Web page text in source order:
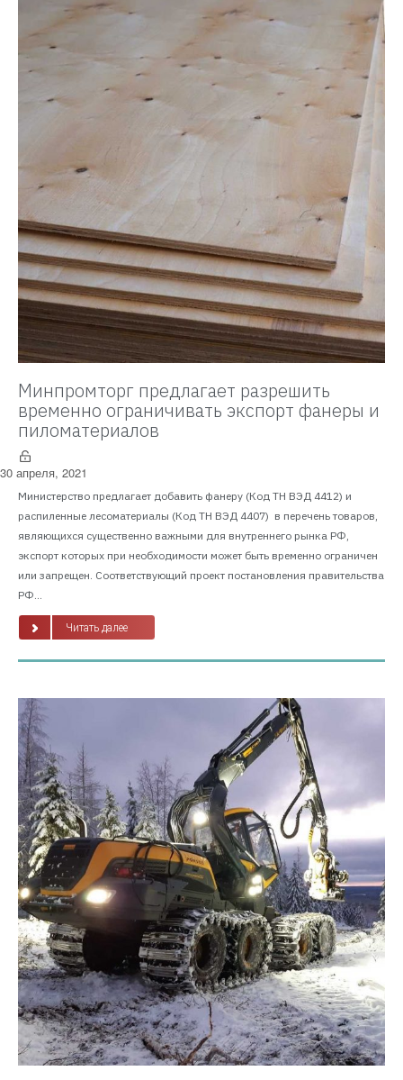
Минпромторг предлагает разрешить
временно ограничивать экспорт фанеры и
пиломатериалов
30 апреля, 2021
Министерство предлагает добавить фанеру (Код ТН ВЭД 4412) и
распиленные лесоматериалы (Код ТН ВЭД 4407) в перечень товаров,
являющихся существенно важными для внутреннего рынка РФ,
экспорт которых при необходимости может быть временно ограничен
или запрещен. Соответствующий проект постановления правительства
РФ...
Читать далее